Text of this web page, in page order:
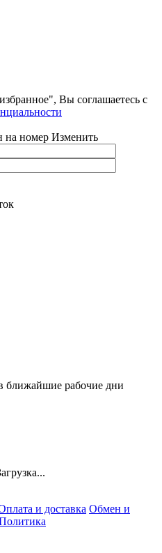
Вы соглашаетесь c
на номер Изменить
ближайшие рабочие дни
и доставка Обмен и